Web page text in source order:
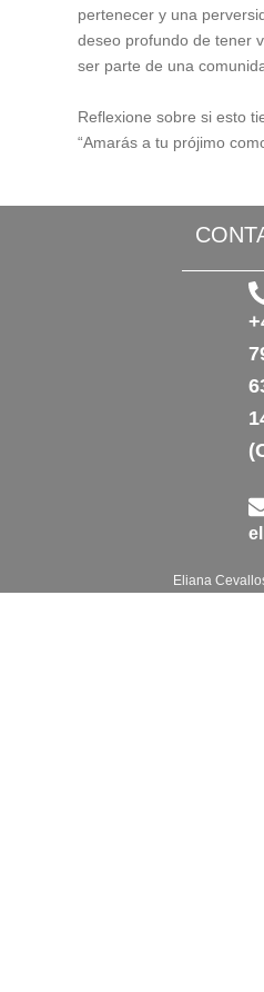
pertenecer y una
deseo profundo de tener
ser parte de una
Reflexione sobre si esto
“Amarás a tu prójimo
Eliana